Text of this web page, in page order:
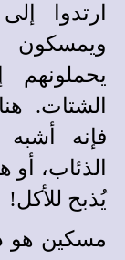
ارتدوا
ويمسكون
يحملونهم
الشتات.
فإنه
الذئاب،
يُذبح للأكل!
مسكين هو